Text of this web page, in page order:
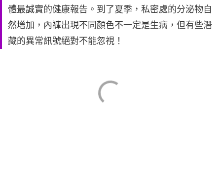
體最誠實的健康報告。到了夏季，私密處的分泌物自
然增加，內褲出現不同顏色不一定是生病，但有些潛
藏的異常訊號絕對不能忽視！